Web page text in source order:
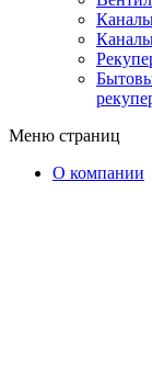
Меню страниц
О компании